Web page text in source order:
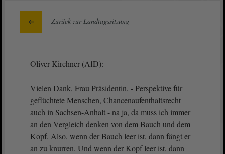
Zurück zur Landtagssitzung
Oliver Kirchner (AfD):
Vielen Dank, Frau Präsidentin. - Perspektive für
geflüchtete Menschen, Chancenaufenthaltsrecht
auch in Sachsen-Anhalt - na ja, da muss ich immer
an den Vergleich denken von dem Bauch und dem
Kopf. Also, wenn der Bauch leer ist, dann fängt er
an zu knurren. Und wenn der Kopf leer ist, dann